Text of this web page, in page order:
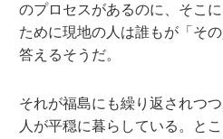
のプロセスがあるのに、そこ
ために現地の人は誰もが「そ
答えるそうだ。
それが福島にも繰り返されつ
人が平穏に暮らしている。と